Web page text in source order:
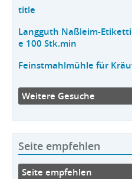
title
Langguth Naßleim-
e 100 Stk.min
Feinstmahlmühle für
Weitere Gesuche
Seite empfehlen
Seite empfehlen